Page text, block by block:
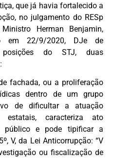
que já havia fortalecido a
no julgamento do RESp
Herman Benjamin,
em 22/9/2020, DJe de
do STJ, duas
fachada, ou a proliferação
dentro de um grupo
de dificultar a atuação
estatais, caracteriza ato
público e pode tipificar a
V, da Lei Anticorrupção: “V
ou fiscalização de